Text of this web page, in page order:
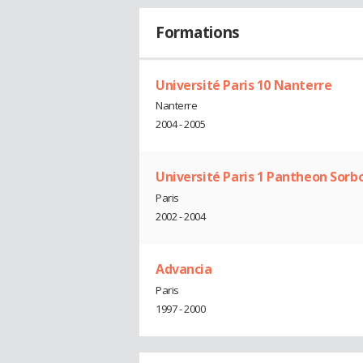
Formations
Université Paris 10 Nanterre
Nanterre
2004 - 2005
Université Paris 1 Pantheon
Paris
2002 - 2004
Advancia
Paris
1997 - 2000